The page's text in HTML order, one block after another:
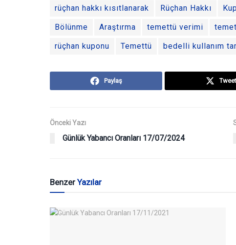
rüçhan hakkı kısıtlanarak Rüçhan Hakkı
Bölünme Araştırma temettü verimi
rüçhan kuponu Temettü bedelli kullanım
Paylaş Tweet
Önceki Yazı
Günlük Yabancı Oranları 17/07/2024
BenzerYazılar